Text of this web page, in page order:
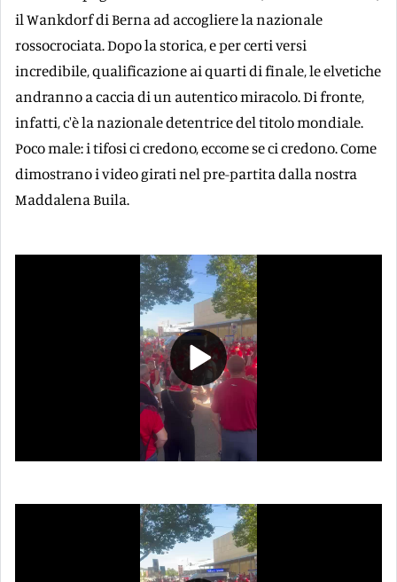
il Wankdorf di Berna ad accogliere la nazionale
rossocrociata. Dopo la storica, e per certi versi
incredibile, qualificazione ai quarti di finale, le elvetiche
andranno a caccia di un autentico miracolo. Di fronte,
infatti, c'è la nazionale detentrice del titolo mondiale.
Poco male: i tifosi ci credono, eccome se ci credono. Come
dimostrano i video girati nel pre-partita dalla nostra
Maddalena Buila.
Play
Video